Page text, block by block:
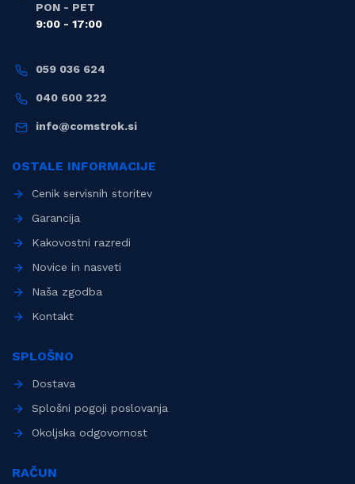
PON - PET
9:00 - 17:00
059 036 624
040 600 222
info@comstrok.si
OSTALE INFORMACIJE
Cenik servisnih storitev
Garancija
Kakovostni razredi
Novice in nasveti
Naša zgodba
Kontakt
SPLOŠNO
Dostava
Splošni pogoji poslovanja
Okoljska odgovornost
RAČUN